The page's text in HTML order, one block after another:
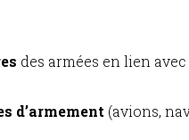
des armées en lien avec
d’armement (avions,